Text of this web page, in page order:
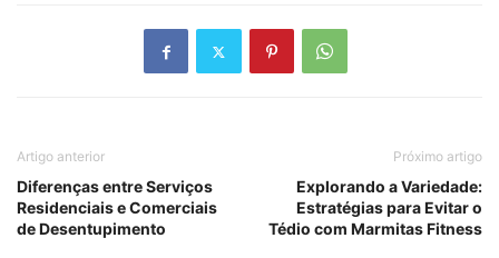
Artigo anterior
Diferenças entre Serviços
Residenciais e Comerciais
de Desentupimento
Próximo artigo
Explorando a Variedade:
Estratégias para Evitar o
Tédio com Marmitas Fitness